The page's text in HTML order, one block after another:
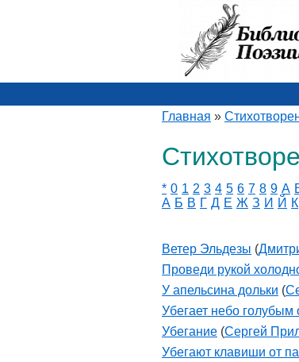
Главная »
* 0 1 2 3 4 5 6 7 8 9 A
А Б В Г Д Е Ж З И Й К
Ветер Эльдезы (
Проведи рукой
У апельсина дольки (
Убегает небо голубым
Убегание (Сергей
Убегают клавиши от